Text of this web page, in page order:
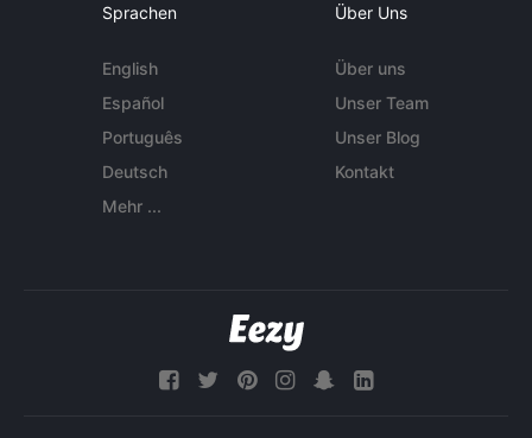
Sprachen
English
Español
Português
Deutsch
Mehr ...
Über Uns
Über uns
Unser Team
Unser Blog
Kontakt